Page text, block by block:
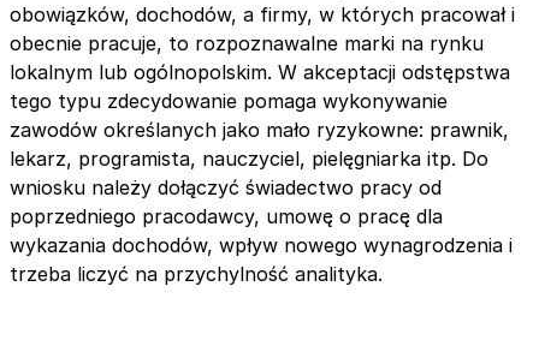
obowiązków, dochodów, a firmy, w których pracował i
obecnie pracuje, to rozpoznawalne marki na rynku
lokalnym lub ogólnopolskim. W akceptacji odstępstwa
tego typu zdecydowanie pomaga wykonywanie
zawodów określanych jako mało ryzykowne: prawnik,
lekarz, programista, nauczyciel, pielęgniarka itp. Do
wniosku należy dołączyć świadectwo pracy od
poprzedniego pracodawcy, umowę o pracę dla
wykazania dochodów, wpływ nowego wynagrodzenia i
trzeba liczyć na przychylność analityka.